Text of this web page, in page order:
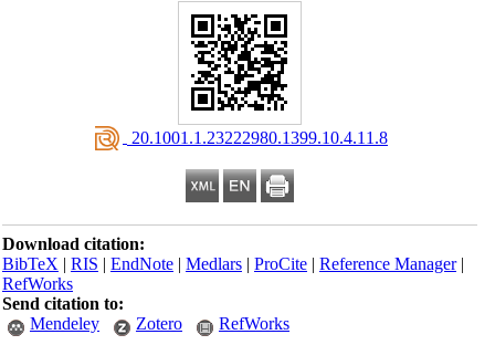
‎ 20.1001.1.23222980.1399.10.4.11.8
Download citation:
BibTeX|RIS|EndNote|Medlars|ProCite|Reference Manager
RefWorks
Send citation to:
Mendeley
Zotero RefWorks